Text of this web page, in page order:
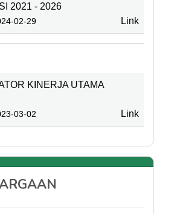
2021 - 2026
02-29 Link
KINERJA UTAMA
03-02 Link